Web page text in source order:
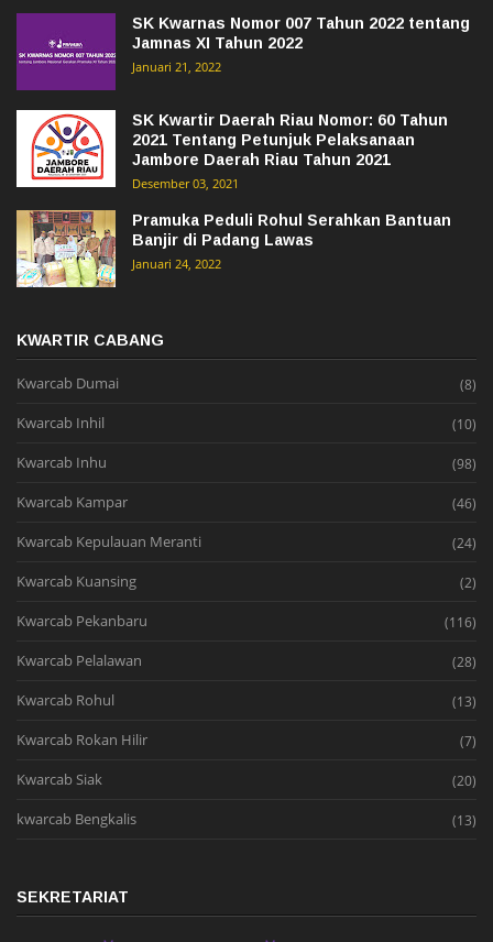
SK Kwarnas Nomor 007 Tahun 2022 tentang
Jamnas XI Tahun 2022
Januari 21, 2022
SK Kwartir Daerah Riau Nomor: 60 Tahun
2021 Tentang Petunjuk Pelaksanaan
Jambore Daerah Riau Tahun 2021
Desember 03, 2021
Pramuka Peduli Rohul Serahkan Bantuan
Banjir di Padang Lawas
Januari 24, 2022
KWARTIR CABANG
Kwarcab Dumai (8)
Kwarcab Inhil (10)
Kwarcab Inhu (98)
Kwarcab Kampar (46)
Kwarcab Kepulauan Meranti (24)
Kwarcab Kuansing (2)
Kwarcab Pekanbaru (116)
Kwarcab Pelalawan (28)
Kwarcab Rohul (13)
Kwarcab Rokan Hilir (7)
Kwarcab Siak (20)
kwarcab Bengkalis (13)
SEKRETARIAT